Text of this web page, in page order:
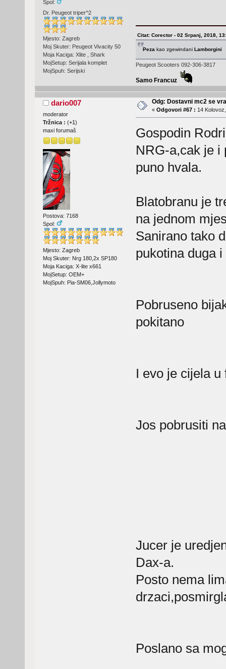
Spol:
Dr. Peugeot triper^2
Mjesto: Zagreb
Moj Skuter: Peugeot Vivacity 50
Moja Kaciga: Xlite , Shark
MojSetup: Serijala komplet
MojSpuh: Serijski
Citat: Corector - 02 Srpanj, 2018,
Peza kao zgewindaniLamborgini
Peugeot Scooters 092-306-3817
Samo Francuz
dario007
moderator
Tržnica : (+1)
maxi forumaš
Postova: 7168
Spol:
Mjesto: Zagreb
Moj Skuter: Nrg 180,2x SP180
Moja Kaciga: X-lite x661
MojSetup: OEM+
MojSpuh: Pia-SM06,Jollymoto
Odg: Dostavni mc2 se
« Odgovori #67 : 14
Gospodin
NRG-a,cak je i
puno hvala.
Blatobranu je
na jednom
Sanirano tako
pukotina duga
Pobruseno
pokitano
I evo je cijela u
Jos pobrusiti
Jucer je
Dax-a.
Posto nema
Poslano sa